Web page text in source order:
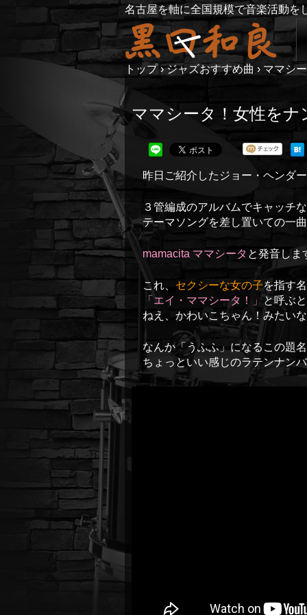
名古屋を軸に全国規模で音楽活動を
トップ › ジャズおすすめ曲 › ママシ
ママシータ！女性を
昨日ご紹介したジョー・ヘンダ
３管編成のアルバムでキャッチ
テーマソングを差し置いての一
mamacita ママシータ と発音しま
これ、 セクシーな女の子を指す
「エイ・ママシータ！」と呼ぶと
ねえ、かわいこちゃん！みたい
なんか「うふふ」になるこの題
ちょっといい感じのラテンナン